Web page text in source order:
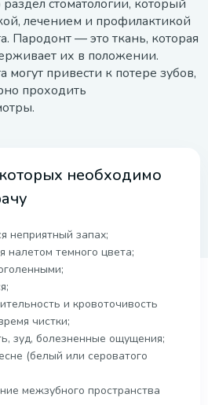
стоматологии, который
лечением и профилактикой
Пародонт — это ткань, которая
их в положении.
могут привести к потере зубов,
проходить
необходимо
неприятный запах;
налетом темного цвета;
и кровоточивость
чистки;
зуд, болезненные ощущения;
(белый или сероватого
межзубного пространства